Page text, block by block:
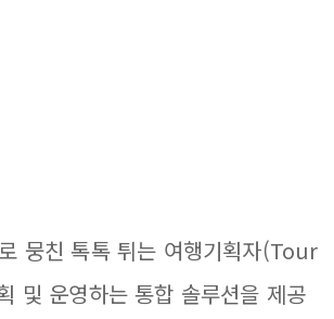
뭉친 톡톡 튀는 여행기획자(Tour
및 운영하는 통합 솔루션을 제공